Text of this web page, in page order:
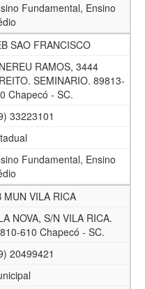
Fundamental, Ensino
SAO FRANCISCO
RAMOS, 3444
SEMINARIO. 89813-
Chapecó - SC.
33223101
Fundamental, Ensino
MUN VILA RICA
NOVA, S/N VILA RICA.
610 Chapecó - SC.
20499421